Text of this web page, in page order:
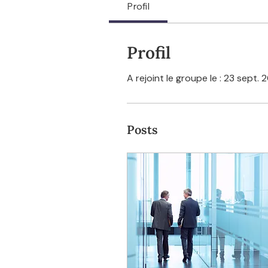
Profil
Profil
A rejoint le groupe le : 23 sept.
Posts